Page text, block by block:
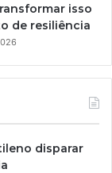
isso
de resiliência
disparar